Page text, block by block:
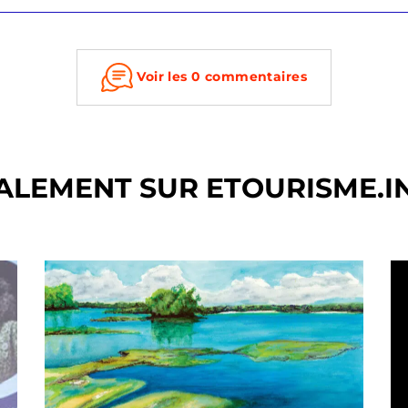
Voir les 0 commentaires
SUR